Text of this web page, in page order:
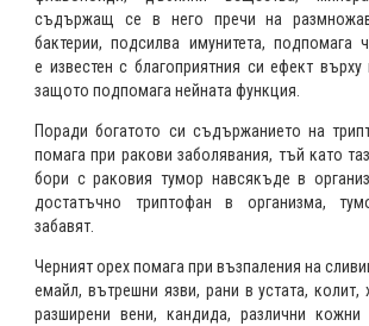
съдържащ се в него пречи на
бактерии, подсилва имунитета, подпомага
е известен с благоприятния си ефект
защото подпомага нейната функция.
Поради богатото си съдържанието на
помага при ракови заболявания, тъй като
бори с раковия тумор навсякъде в
достатъчно триптофан в организма,
забавят.
Черният орех помага при възпаления на
емайл, вътрешни язви, рани в устата, колит,
разширени вени, кандида, различни